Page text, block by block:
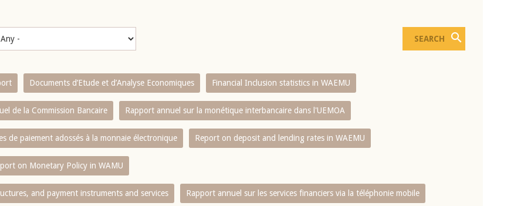
Documents d’Etude et d’Analyse Economiques Financial Inclusion statistics in WAEMU
de la Commission Bancaire Rapport annuel sur la monétique interbancaire dans l'UEMOA
de paiement adossés à la monnaie électronique Report on deposit and lending rates in WAEMU
on Monetary Policy in WAMU
and payment instruments and services Rapport annuel sur les services financiers via la téléphonie mobile